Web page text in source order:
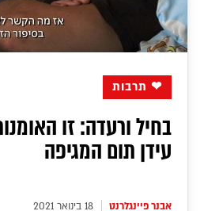
❤ תרבות
בחיל ורעדה: זו
עידן תום המגיפה
אבנר פיינגלרנט 18 בינואר 2021